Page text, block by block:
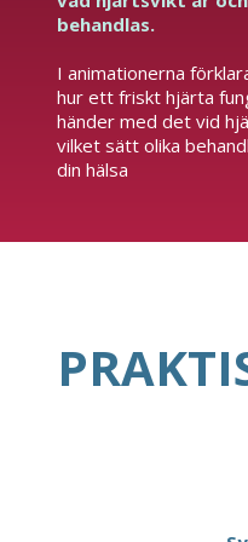
behandlas.
I animationerna
hur ett friskt hjärta
händer med det vid
vilket sätt olika
din hälsa